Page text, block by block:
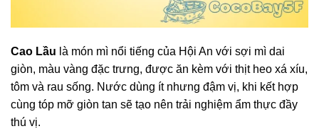
Cao Lầu là món mì nổi tiếng của Hội An với sợi mì dai
giòn, màu vàng đặc trưng, được ăn kèm với thịt heo xá xíu,
tôm và rau sống. Nước dùng ít nhưng đậm vị, khi kết hợp
cùng tóp mỡ giòn tan sẽ tạo nên trải nghiệm ẩm thực đầy
thú vị.